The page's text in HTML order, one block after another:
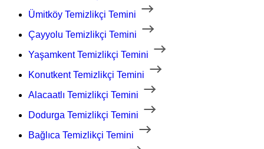
Ümitköy Temizlikçi Temini
Çayyolu Temizlikçi Temini
Yaşamkent Temizlikçi Temini
Konutkent Temizlikçi Temini
Alacaatlı Temizlikçi Temini
Dodurga Temizlikçi Temini
Bağlıca Temizlikçi Temini